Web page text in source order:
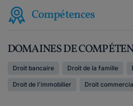
Compétences
DOMAINES DE
Droit bancaire Droit de la famille
Droit de l'immobilier Droit